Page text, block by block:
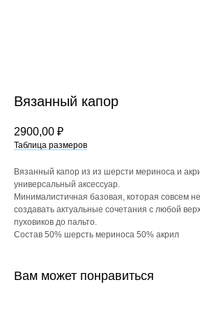
Вязанный капор
2900,00 ₽
Таблица размеров
Вязанный капор из из шерсти мериноса и
универсальный аксессуар.
Минималистичная базовая, которая совсем
создавать актуальные сочетания с любой
пуховиков до пальто.
Состав 50% шерсть мериноса 50% акрил
Вам может понравиться